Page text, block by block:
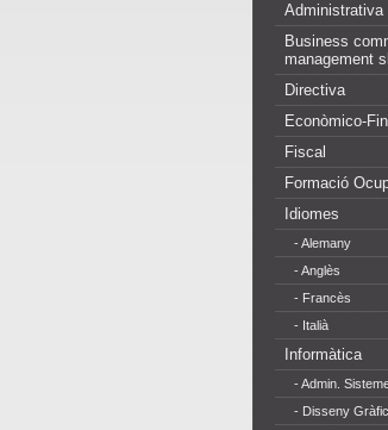
Administrativa
Business
management
Directiva
Econòmico-
Fiscal
Formació
Idiomes
- Alemany
- Anglès
- Francès
- Italià
Informàtica
- Admin.
- Disseny Gràfic